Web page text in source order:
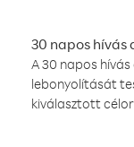
30 napos hívás
A 30 napos
lebonyolítását
kiválasztott